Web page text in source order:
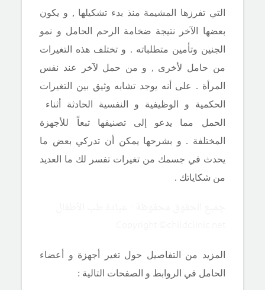
التي تفرزها المشيمة منذ بدء تشكيلها , و يكون
بعضها الآخر نتيجة ضخامة الرحم الحامل و نمو
الجنين وتأمين متطلباته . و تختلف هذه التغيرات
من حامل لأخرى , و من حمل لآخر عند نفس
المرأة . على أنه يوجد تشابه وثيق بين التغيرات
الحكمية و الوظيفية و النفسية الحادثة أثناء
الحمل مما يدعو إلى تصنيفها تبعاً للأجهزة
المختلفة . و بشرحها يمكن أن تدركي بعض ما
يحدث في جسمك من تغيرات تفسر لك ما العديد
من شكاياتك .
المزيد من التفاصيل حول تغير أجهزة و أعضاء
الحامل في الروابط و الصفحات التالية :